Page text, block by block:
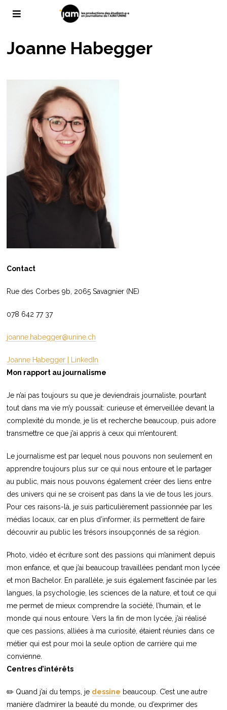
Joanne Habegger
Contact
Rue des Corbes 9b, 2065 Savagnier (NE)
078 642 77 37
joanne.habegger@unine.ch
Joanne Habegger | LinkedIn
Mon rapport au journalisme
Je n’ai pas toujours su que je deviendrais journaliste, pourtant
tout dans ma vie m’y poussait: curieuse et émerveillée devant la
complexité du monde, je lis et recherche beaucoup, puis adore
transmettre ce que j’ai appris à ceux qui m’entourent.
Le journalisme est par lequel nous pouvons non seulement en
apprendre toujours plus sur ce qui nous entoure et le partager
au public, mais nous pouvons également créer des liens entre
des univers qui ne se croisent pas dans la vie de tous les jours.
Pour ces raisons-là, je suis particulièrement passionnée par les
médias locaux, car en plus d’informer, ils permettent de faire
découvrir au public les trésors insoupçonnés de sa région.
Photo, vidéo et écriture sont des passions qui m’animent depuis
mon enfance, et que j’ai beaucoup travaillées pendant mon lycée
et mon Bachelor. En parallèle, je suis également fascinée par les
langues, la psychologie, les sciences de la nature, et tout ce qui
me permet de mieux comprendre la société, l’humain, et le
monde qui nous entoure. Vers la fin de mon lycée, j’ai réalisé
que ces passions, alliées à ma curiosité, étaient réunies dans ce
métier qui est pour moi la seule option de carrière qui me
convienne.
Centres d’intérêts
✏️ Quand j’ai du temps, je dessine beaucoup. C’est une autre
manière d’admirer la beauté du monde, ou d’exprimer des